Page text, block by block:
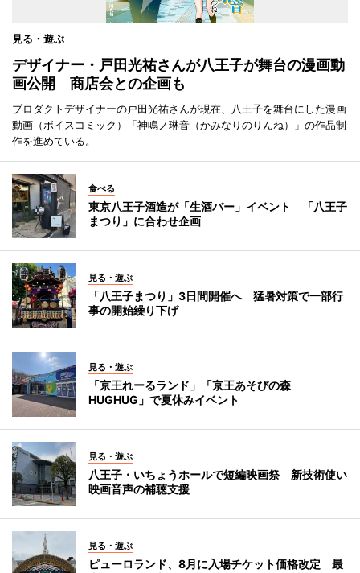
見る・遊ぶ
デザイナー・戸田光祐さんが八王子が舞台の漫画動
画公開 商店会との企画も
プロダクトデザイナーの戸田光祐さんが現在、八王子を舞台にした漫画
動画（ボイスコミック）「神鳴ノ琳音（かみなりのりんね）」の作品制
作を進めている。
食べる
東京八王子酒造が「生酒バー」イベント 「八王子
まつり」に合わせ企画
見る・遊ぶ
「八王子まつり」3日間開催へ 猛暑対策で一部行
事の開始繰り下げ
見る・遊ぶ
「京王れーるランド」「京王あそびの森
HUGHUG」で夏休みイベント
見る・遊ぶ
八王子・いちょうホールで短編映画祭 新技術使い
映画音声の補聴支援
見る・遊ぶ
ピューロランド、8月に入場チケット価格改定 最